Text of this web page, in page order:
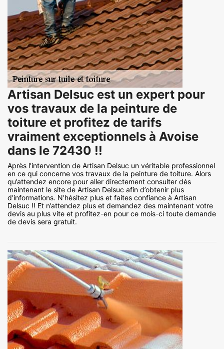
Artisan Delsuc est un expert pour
vos travaux de la peinture de
toiture et profitez de tarifs
vraiment exceptionnels à Avoise
dans le 72430 !!
Après l’intervention de Artisan Delsuc un véritable professionnel
en ce qui concerne vos travaux de la peinture de toiture. Alors
qu’attendez encore pour aller directement consulter dès
maintenant le site de Artisan Delsuc afin d’obtenir plus
d’informations. N’hésitez plus et faites confiance à Artisan
Delsuc !! Et n’attendez plus et demandez des maintenant votre
devis au plus vite et profitez-en pour ce mois-ci toute demande
de devis sera gratuit.